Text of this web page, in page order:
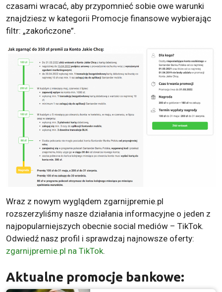
czasami wracać, aby przypomnieć sobie owe warunki
znajdziesz w kategorii Promocje finansowe wybierając
filtr: „zakończone”.
Wraz z nowym wyglądem zgarnijpremie.pl
rozszerzyliśmy nasze działania informacyjne o jeden z
najpopularniejszych obecnie social mediów – TikTok.
Odwiedź nasz profil i sprawdzaj najnowsze oferty:
zgarnijpremie.pl na TikTok.
Aktualne promocje bankowe: